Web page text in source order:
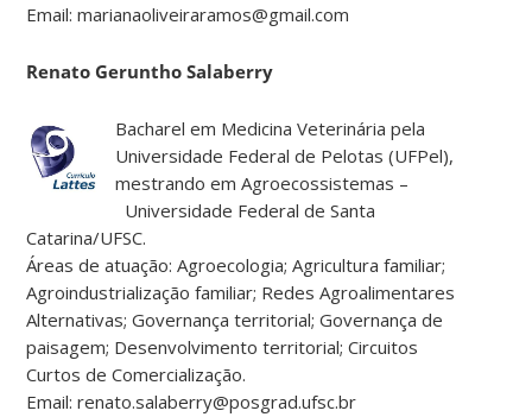
Email: marianaoliveiraramos@gmail.com
Renato Geruntho Salaberry
Bacharel em Medicina Veterinária pela
Universidade Federal de Pelotas (UFPel),
mestrando em Agroecossistemas –
Universidade Federal de Santa
Catarina/UFSC.
Áreas de atuação: Agroecologia; Agricultura familiar;
Agroindustrialização familiar; Redes Agroalimentares
Alternativas; Governança territorial; Governança de
paisagem; Desenvolvimento territorial; Circuitos
Curtos de Comercialização.
Email: renato.salaberry@posgrad.ufsc.br